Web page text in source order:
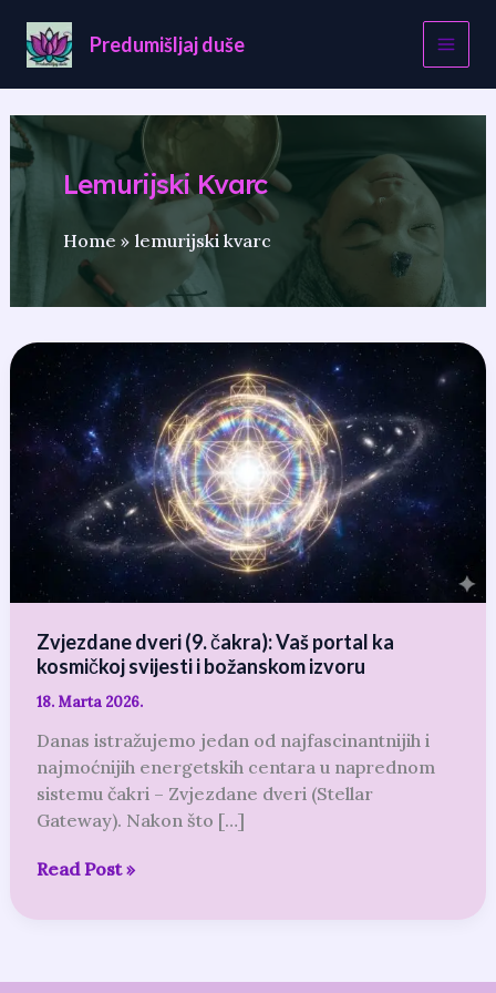
content
Predumišljaj duše
Lemurijski Kvarc
Home lemurijski kvarc
Zvjezdane dveri (9. čakra): Vaš portal ka
kosmičkoj svijesti i božanskom izvoru
18. Marta 2026.
Danas istražujemo jedan od najfascinantnijih i
najmoćnijih energetskih centara u naprednom
sistemu čakri – Zvjezdane dveri (Stellar
Gateway). Nakon što […]
Zvjezdane
dveri
čakra):
Vaš
portal
ka
kosmičkoj
svijesti
izvoru
Read Post »